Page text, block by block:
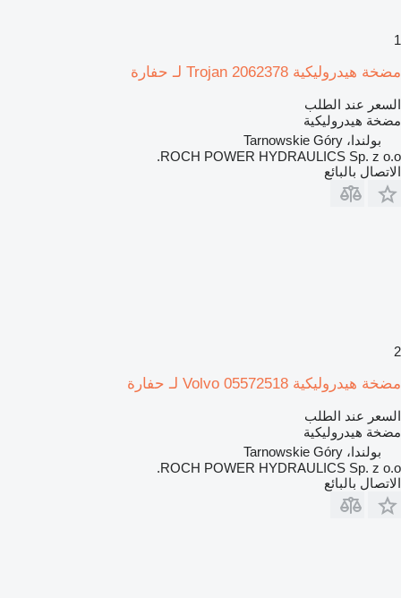
1
مضخة هيدروليكية Trojan 2062378 لـ حفارة
السعر عند الطلب
مضخة هيدروليكية
بولندا، Tarnowskie Góry
ROCH POWER HYDRAULICS Sp. z o.o.
الاتصال بالبائع
2
مضخة هيدروليكية Volvo 05572518 لـ حفارة
السعر عند الطلب
مضخة هيدروليكية
بولندا، Tarnowskie Góry
ROCH POWER HYDRAULICS Sp. z o.o.
الاتصال بالبائع